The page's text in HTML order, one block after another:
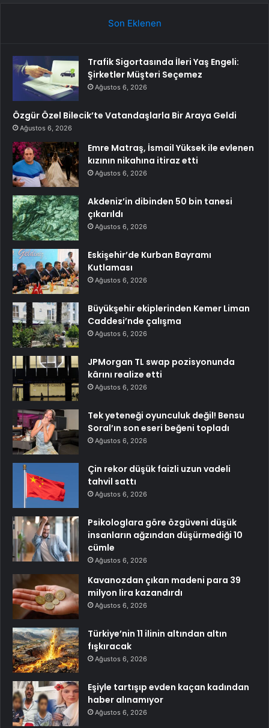
Son Eklenen
Trafik Sigortasında İleri Yaş Engeli:
Şirketler Müşteri Seçemez
Ağustos 6, 2026
Özgür Özel Bilecik’te Vatandaşlarla Bir Araya Geldi
Ağustos 6, 2026
Emre Matraş, İsmail Yüksek ile evlenen
kızının nikahına itiraz etti
Ağustos 6, 2026
Akdeniz’in dibinden 50 bin tanesi
çıkarıldı
Ağustos 6, 2026
Eskişehir’de Kurban Bayramı
Kutlaması
Ağustos 6, 2026
Büyükşehir ekiplerinden Kemer Liman
Caddesi’nde çalışma
Ağustos 6, 2026
JPMorgan TL swap pozisyonunda
kârını realize etti
Ağustos 6, 2026
Tek yeteneği oyunculuk değil! Bensu
Soral’ın son eseri beğeni topladı
Ağustos 6, 2026
Çin rekor düşük faizli uzun vadeli
tahvil sattı
Ağustos 6, 2026
Psikologlara göre özgüveni düşük
insanların ağzından düşürmediği 10
cümle
Ağustos 6, 2026
Kavanozdan çıkan madeni para 39
milyon lira kazandırdı
Ağustos 6, 2026
Türkiye’nin 11 ilinin altından altın
fışkıracak
Ağustos 6, 2026
Eşiyle tartışıp evden kaçan kadından
haber alınamıyor
Ağustos 6, 2026